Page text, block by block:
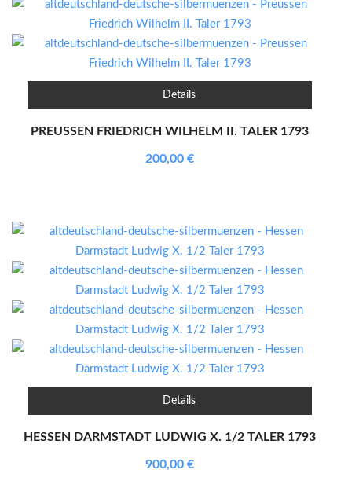
Details
PREUSSEN FRIEDRICH WILHELM II. TALER 1793
200,00 €
Details
HESSEN DARMSTADT LUDWIG X. 1/2 TALER 1793
900,00 €